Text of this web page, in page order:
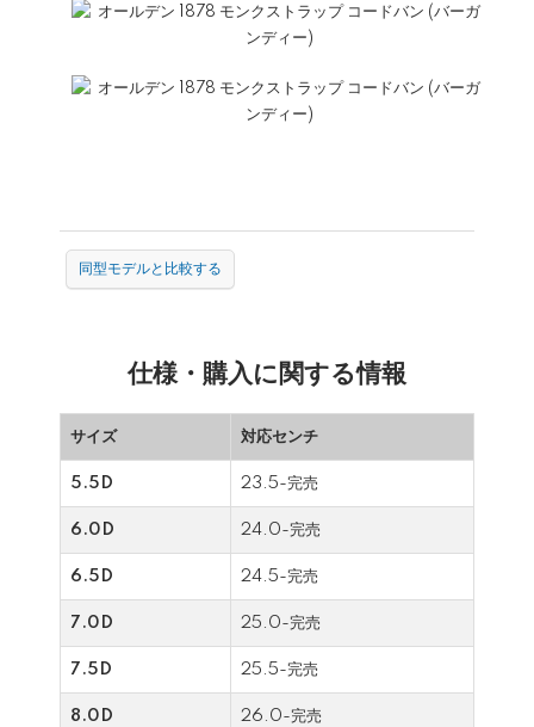
同型モデルと比較する
仕様・購入に関する情報
サイズ 対応センチ
5.5D 23.5-完売
6.0D 24.0-完売
6.5D 24.5-完売
7.0D 25.0-完売
7.5D 25.5-完売
8.0D 26.0-完売